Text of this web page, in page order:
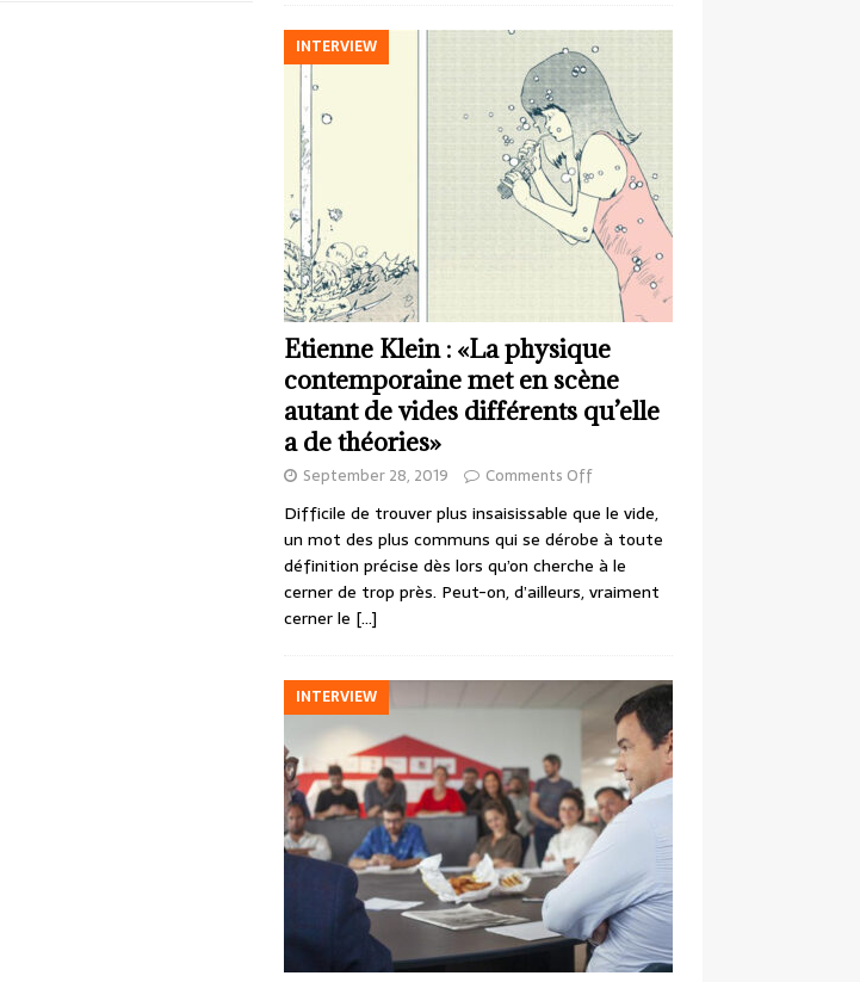
INTERVIEW
Etienne Klein : «La physique
contemporaine met en scène
autant de vides différents qu’elle
a de théories»
September 28, 2019 Comments Off
Difficile de trouver plus insaisissable que le vide,
un mot des plus communs qui se dérobe à toute
définition précise dès lors qu’on cherche à le
cerner de trop près. Peut-on, d’ailleurs, vraiment
cerner le […]
INTERVIEW